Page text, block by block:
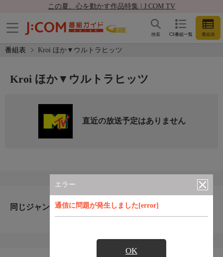
この夏、心を動かす作品特集 | J:COM TV
CS番組一覧 番組表
検索
番組表 Kroi ほか▼ウルトラヒッツ
エラー
通信に問題が発生しました[error]
OK
Kroi ほか▼ウルトラヒッツ
直近の放送予定はありません
同じジャンルのおすすめ番組